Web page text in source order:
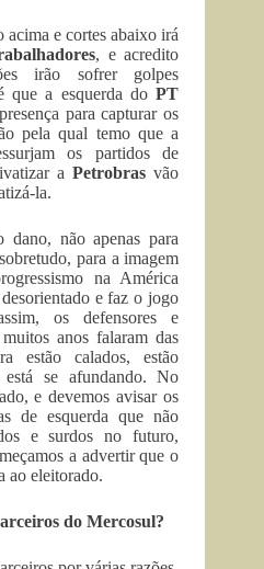
acima e cortes abaixo irá
, e acredito
irão sofrer golpes
que a esquerda doPT
para capturar os
pela qual temo que a
os partidos de
aPetrobras vão
la.
não apenas para
para a imagem
na América
e faz o jogo
os defensores e
anos falaram das
estão calados, estão
se afundando. No
e devemos avisar os
de esquerda que não
e surdos no futuro,
a advertir que o
ao eleitorado.
do Mercosul?